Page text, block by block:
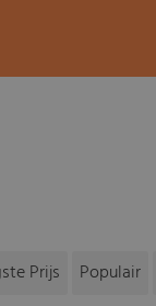
Prijs Populair